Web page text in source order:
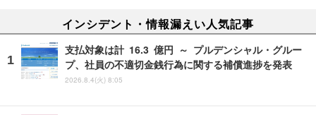
インシデント・情報漏えい人気記事
支払対象は計 16.3 億円 ～ プルデンシャル・グルー
プ、社員の不適切金銭行為に関する補償進捗を発表
2026.8.4(火) 8:05